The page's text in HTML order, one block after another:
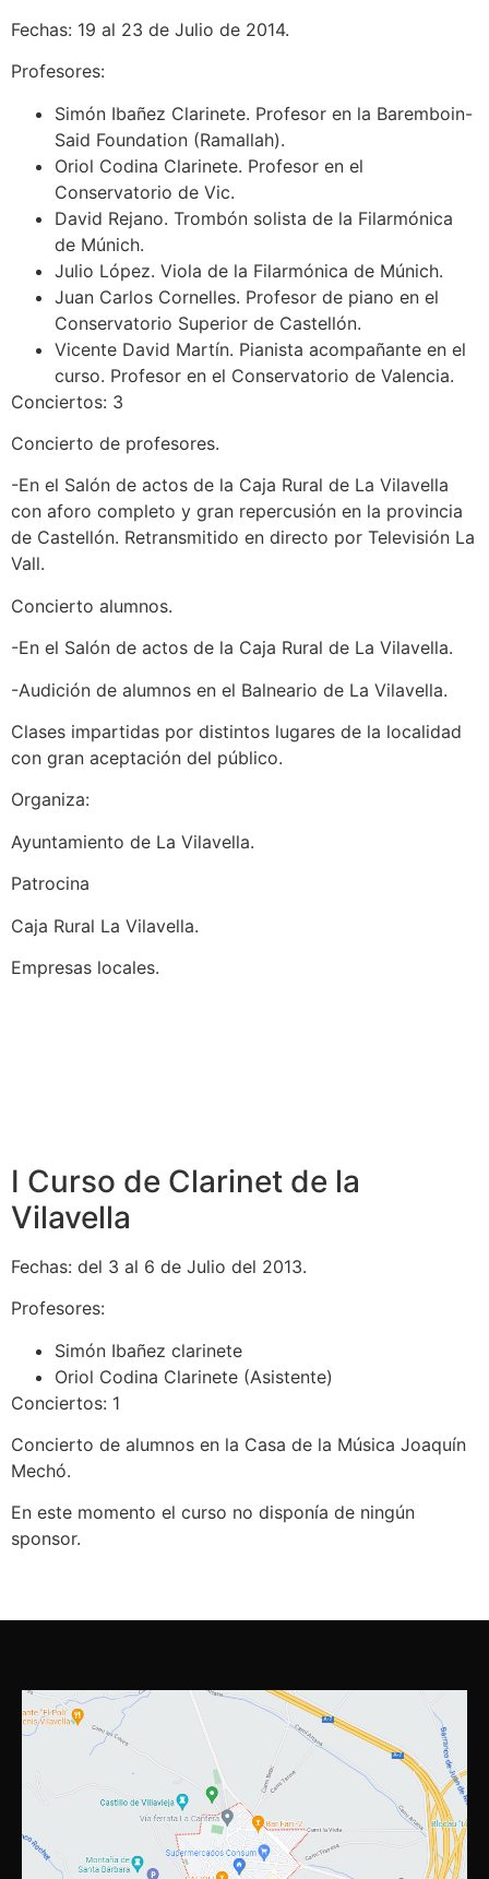
Fechas: 19 al 23 de Julio de 2014.
Profesores:
Simón Ibañez Clarinete. Profesor en la Baremboin-
Said Foundation (Ramallah).
Oriol Codina Clarinete. Profesor en el
Conservatorio de Vic.
David Rejano. Trombón solista de la Filarmónica
de Múnich.
Julio López. Viola de la Filarmónica de Múnich.
Juan Carlos Cornelles. Profesor de piano en el
Conservatorio Superior de Castellón.
Vicente David Martín. Pianista acompañante en el
curso. Profesor en el Conservatorio de Valencia.
Conciertos: 3
Concierto de profesores.
-En el Salón de actos de la Caja Rural de La Vilavella
con aforo completo y gran repercusión en la provincia
de Castellón. Retransmitido en directo por Televisión La
Vall.
Concierto alumnos.
-En el Salón de actos de la Caja Rural de La Vilavella.
-Audición de alumnos en el Balneario de La Vilavella.
Clases impartidas por distintos lugares de la localidad
con gran aceptación del público.
Organiza:
Ayuntamiento de La Vilavella.
Patrocina
Caja Rural La Vilavella.
Empresas locales.
I Curso de Clarinet de la
Vilavella
Fechas: del 3 al 6 de Julio del 2013.
Profesores:
Simón Ibañez clarinete
Oriol Codina Clarinete (Asistente)
Conciertos: 1
Concierto de alumnos en la Casa de la Música Joaquín
Mechó.
En este momento el curso no disponía de ningún
sponsor.